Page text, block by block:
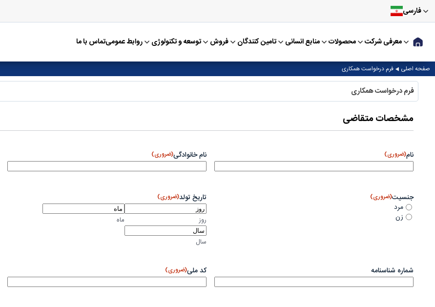
فارسی
معرفی شرکت محصولات منابع انسانی تامین کنندگان فروش توسعه و تکنولوژی روابط عمومیتماس با ما
صفحه اصلی فرم درخواست همکاری
فرم درخواست همکاری
مشخصات متقاضی
نام(ضروری) نام خانوادگی(ضروری)
جنسیت(ضروری)
مرد
زن
تاریخ تولد(ضروری)
روز ماه
سال
شماره شناسنامه کد ملی(ضروری)